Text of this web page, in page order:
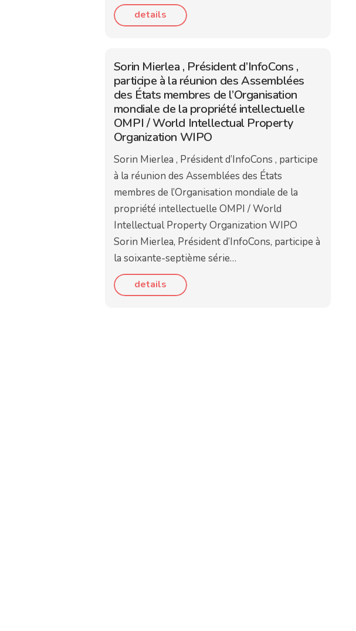
details
Sorin Mierlea , Président d’InfoCons ,
participe à la réunion des Assemblées
des États membres de l’Organisation
mondiale de la propriété intellectuelle
OMPI / World Intellectual Property
Organization WIPO
Sorin Mierlea , Président d’InfoCons , participe
à la réunion des Assemblées des États
membres de l’Organisation mondiale de la
propriété intellectuelle OMPI / World
Intellectual Property Organization WIPO
Sorin Mierlea, Président d’InfoCons, participe à
la soixante-septième série…
details